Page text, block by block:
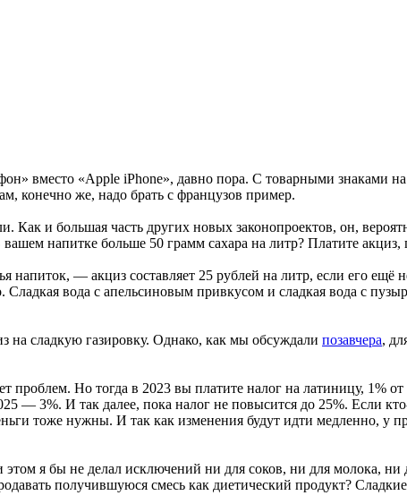
вместо «Apple iPhone», давно пора. С товарными знаками на
конечно же, надо брать с французов пример.
Как и большая часть других новых законопроектов, он,
напитке больше 50 грамм сахара на литр? Платите акциз,
— акциз составляет 25 рублей на литр, если его ещё
вода с апельсиновым привкусом и сладкая вода с
на сладкую газировку. Однако, как мы обсуждали позавчера,
Но тогда в 2023 вы платите налог на латиницу, 1%
— 3%. И так далее, пока налог не повысится до 25%. Если
тоже нужны. И так как изменения будут идти медленно, у
я бы не делал исключений ни для соков, ни для молока, ни
получившуюся смесь как диетический продукт?